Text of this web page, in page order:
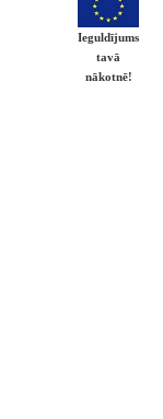
Ieguldījums
tavā
nākotnē!